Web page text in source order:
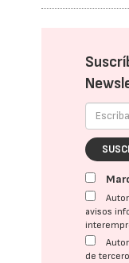
avisos
de